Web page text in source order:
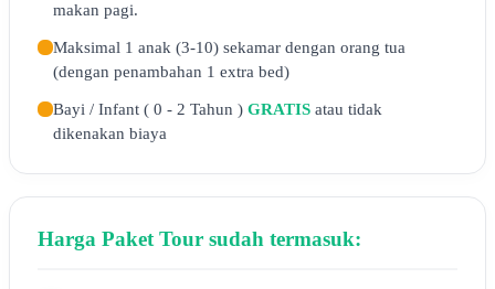
makan pagi.
Maksimal 1 anak (3-10) sekamar dengan orang tua
(dengan penambahan 1 extra bed)
Bayi / Infant ( 0 - 2 Tahun ) GRATIS atau tidak
dikenakan biaya
Harga Paket Tour sudah termasuk: